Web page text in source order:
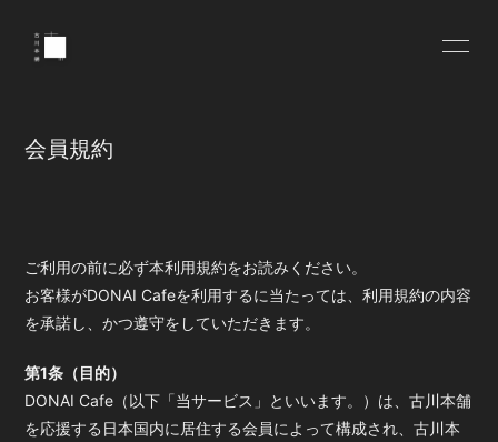
ログイン
会員規約
ご利用の前に必ず本利用規約をお読みください。
お客様がDONAI Cafeを利用するに当たっては、利用規約の内容
を承諾し、かつ遵守をしていただきます。
第1条（目的）
DONAI Cafe（以下「当サービス」といいます。）は、古川本舗
を応援する日本国内に居住する会員によって構成され、古川本